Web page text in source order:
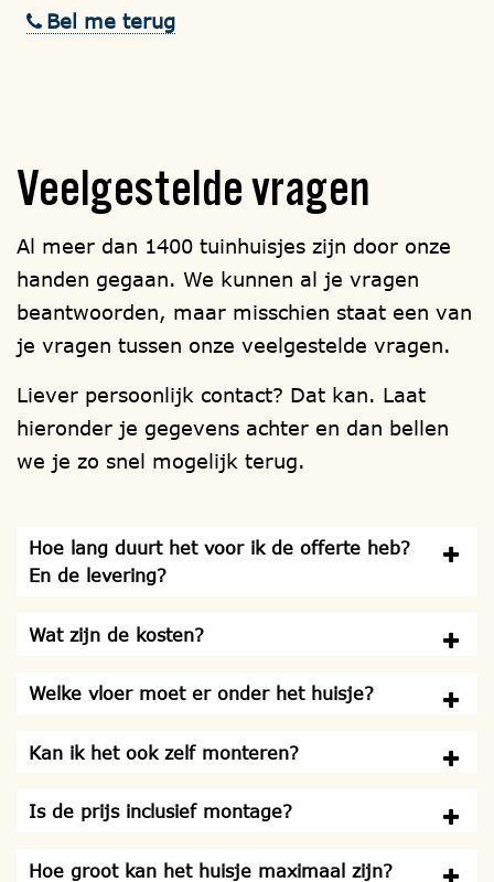
Bel me terug
Veelgesteldevragen
Al meer dan 1400 tuinhuisjes zijn door onze
handen gegaan. We kunnen al je vragen
beantwoorden, maar misschien staat een van
je vragen tussen onze veelgestelde vragen.
Liever persoonlijk contact? Dat kan. Laat
hieronder je gegevens achter en dan bellen
we je zo snel mogelijk terug.
Hoe lang duurt het voor ik de offerte heb?
En de levering?
Wat zijn de kosten?
Welke vloer moet er onder het huisje?
Kan ik het ook zelf monteren?
Is de prijs inclusief montage?
Hoe groot kan het huisje maximaal zijn?